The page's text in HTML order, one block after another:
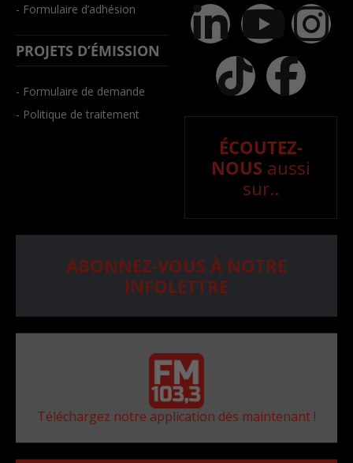
- Formulaire d’adhésion
PROJETS D’ÉMISSION
- Formulaire de demande
- Politique de traitement
ÉCOUTEZ-
NOUS aussi
sur..
ABONNEZ-VOUS À NOTRE
INFOLETTRE
Téléchargez notre application dès maintenant !